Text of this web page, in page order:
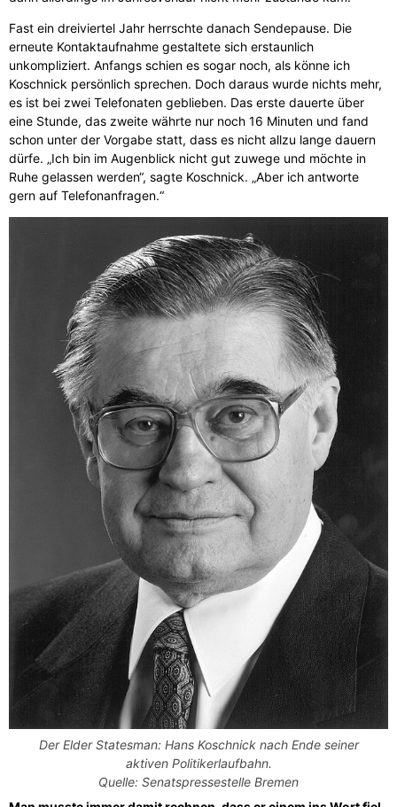
Fast ein dreiviertel Jahr herrschte danach Sendepause. Die
erneute Kontaktaufnahme gestaltete sich erstaunlich
unkompliziert. Anfangs schien es sogar noch, als könne ich
Koschnick persönlich sprechen. Doch daraus wurde nichts mehr,
es ist bei zwei Telefonaten geblieben. Das erste dauerte über
eine Stunde, das zweite währte nur noch 16 Minuten und fand
schon unter der Vorgabe statt, dass es nicht allzu lange dauern
dürfe. „Ich bin im Augenblick nicht gut zuwege und möchte in
Ruhe gelassen werden“, sagte Koschnick. „Aber ich antworte
gern auf Telefonanfragen.“
Der Elder Statesman: Hans Koschnick nach Ende seiner
aktiven Politikerlaufbahn.
Quelle: Senatspressestelle Bremen